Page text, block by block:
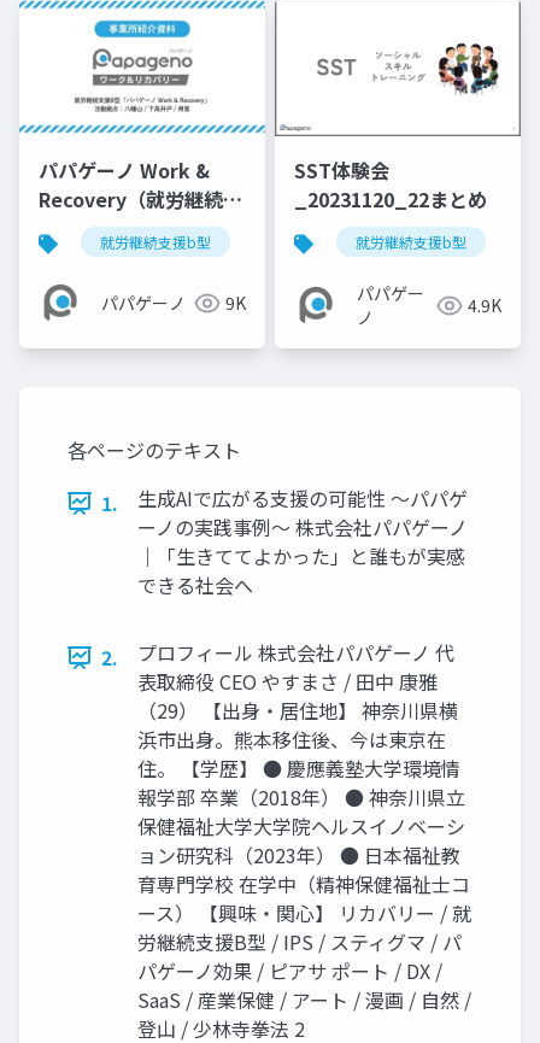
パパゲーノ Work &
Recovery（就労継続支
援B型）【事業所紹介資
料】
就労継続支援b型 障害福祉 就労支援
パパゲーノ 9K
SST体験会
_20231120_22まとめ
就労継続支援b型
パパゲー
ノ
4.9K
各ページのテキスト
1.
生成AIで広がる支援の可能性 〜パパゲ
ーノの実践事例〜 株式会社パパゲーノ
｜「生きててよかった」と誰もが実感
できる社会へ
2.
プロフィール 株式会社パパゲーノ 代
表取締役 CEO やすまさ / 田中 康雅
（29） 【出身・居住地】 神奈川県横
浜市出身。熊本移住後、今は東京在
住。 【学歴】 ● 慶應義塾大学環境情
報学部 卒業（2018年） ● 神奈川県立
保健福祉大学大学院ヘルスイノベーシ
ョン研究科（2023年） ● 日本福祉教
育専門学校 在学中（精神保健福祉士コ
ース） 【興味・関心】 リカバリー / 就
労継続支援B型 / IPS / スティグマ / パ
パゲーノ効果 / ピアサ ポート / DX /
SaaS / 産業保健 / アート / 漫画 / 自然 /
登山 / 少林寺拳法 2